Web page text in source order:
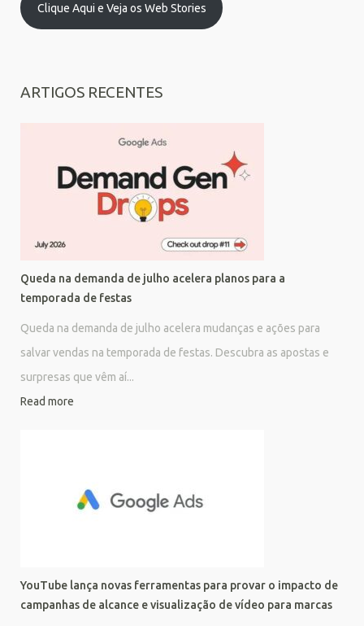
Clique Aqui e Veja os Web Stories
ARTIGOS RECENTES
Queda na demanda de julho acelera planos para a
temporada de festas
Queda na demanda de julho acelera mudanças e ações para
salvar vendas na temporada de festas. Descubra as apostas e
surpresas que vêm aí...
Read more
YouTube lança novas ferramentas para provar o impacto de
campanhas de alcance e visualização de vídeo para marcas